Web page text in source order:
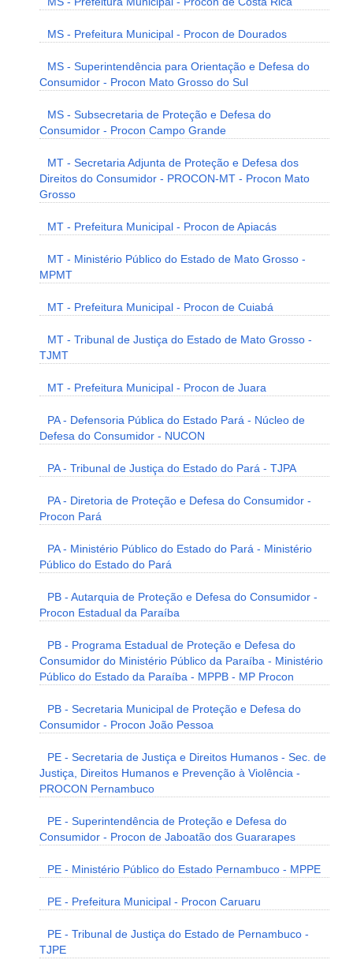
MS - Prefeitura Municipal - Procon de Dourados
MS - Superintendência para Orientação e Defesa do
Consumidor - Procon Mato Grosso do Sul
MS - Subsecretaria de Proteção e Defesa do
Consumidor - Procon Campo Grande
MT - Secretaria Adjunta de Proteção e Defesa dos
Direitos do Consumidor - PROCON-MT - Procon Mato
Grosso
MT - Prefeitura Municipal - Procon de Apiacás
MT - Ministério Público do Estado de Mato Grosso -
MPMT
MT - Prefeitura Municipal - Procon de Cuiabá
MT - Tribunal de Justiça do Estado de Mato Grosso -
TJMT
MT - Prefeitura Municipal - Procon de Juara
PA - Defensoria Pública do Estado Pará - Núcleo de
Defesa do Consumidor - NUCON
PA - Tribunal de Justiça do Estado do Pará - TJPA
PA - Diretoria de Proteção e Defesa do Consumidor -
Procon Pará
PA - Ministério Público do Estado do Pará - Ministério
Público do Estado do Pará
PB - Autarquia de Proteção e Defesa do Consumidor -
Procon Estadual da Paraíba
PB - Programa Estadual de Proteção e Defesa do
Consumidor do Ministério Público da Paraíba - Ministério
Público do Estado da Paraíba - MPPB - MP Procon
PB - Secretaria Municipal de Proteção e Defesa do
Consumidor - Procon João Pessoa
PE - Secretaria de Justiça e Direitos Humanos - Sec. de
Justiça, Direitos Humanos e Prevenção à Violência -
PROCON Pernambuco
PE - Superintendência de Proteção e Defesa do
Consumidor - Procon de Jaboatão dos Guararapes
PE - Ministério Público do Estado Pernambuco - MPPE
PE - Prefeitura Municipal - Procon Caruaru
PE - Tribunal de Justiça do Estado de Pernambuco -
TJPE